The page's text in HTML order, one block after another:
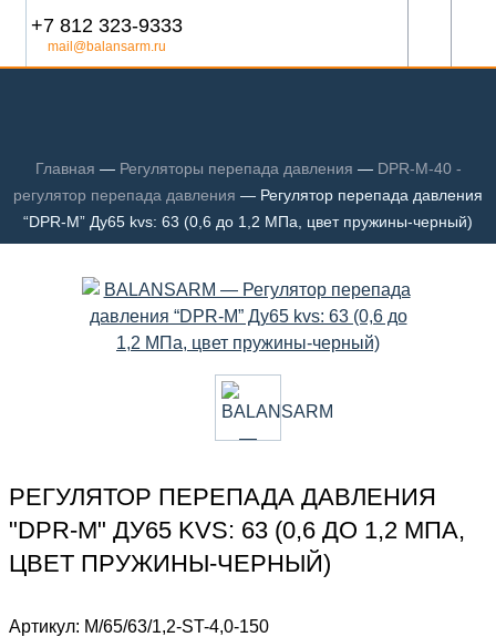
+7 812 323-9333
mail@balansarm.ru
Главная — Регуляторы перепада давления — DPR-M-40 -
регулятор перепада давления — Регулятор перепада давления
“DPR-M” Ду65 kvs: 63 (0,6 до 1,2 МПа, цвет пружины-черный)
РЕГУЛЯТОР ПЕРЕПАДА ДАВЛЕНИЯ
"DPR-M" ДУ65 KVS: 63 (0,6 ДО 1,2 МПА,
ЦВЕТ ПРУЖИНЫ-ЧЕРНЫЙ)
Артикул: M/65/63/1,2-ST-4,0-150